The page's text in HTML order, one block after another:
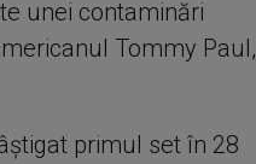
unei contaminări
Tommy Paul,
primul set în 28